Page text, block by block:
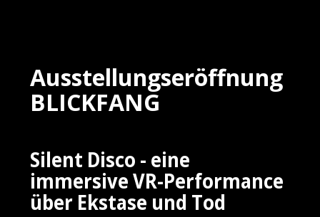
Ausstellungseröffnung
BLICKFANG
Silent Disco - eine
immersive VR-Performance
über Ekstase und Tod